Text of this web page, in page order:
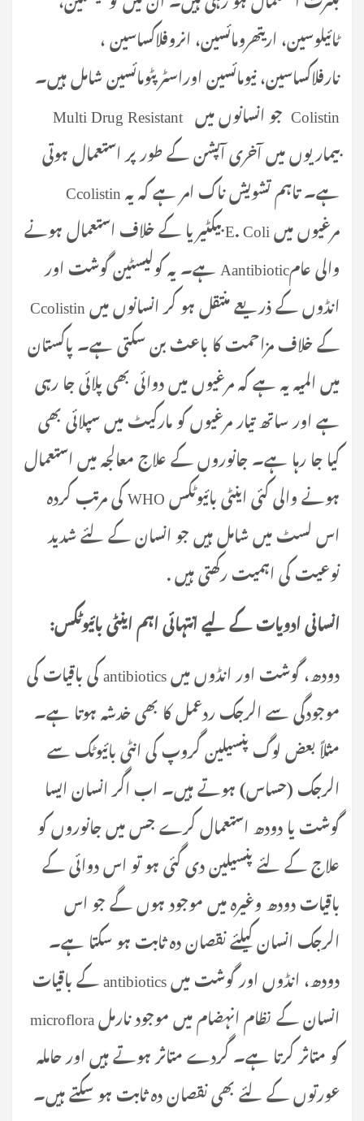
ٹائیلوسین، اریتھرومائسین، انروفلاکساسین ،
نارفلاکساسین، نیومائسین اوراسٹرپٹومائسین شامل ہیں۔
Colistin جو انسانوں میں Multi Drug Resistant
بیماریوں میں آخری آپشن کے طور پر استعمال ہوتی
ہے۔ تاہم تشویش ناک امر ہے کہ یہ Ccolistin
مرغیوں میں E. Coli بیکٹیریا کے خلاف استعمال ہونے
والی عامAantibiotic ہے۔ یہ کولیسٹین گوشت اور
انڈوں کے ذریعے منتقل ہو کر انسانوں میں Ccolistin
کے خلاف مزاحمت کا باعث بن سکتی ہے۔ پاکستان
میں المیہ یہ ہے کہ مرغیوں میں دوائی بھی پلائی جا رہی
ہے اور ساتھ تیار مرغیوں کو مارکیٹ میں سپلائی بھی
کیا جا رہا ہے۔ جانوروں کے علاج معالجہ میں استعمال
ہونے والی کئی اینٹی بائیوٹکس WHO کی مرتب کردہ
اس لسٹ میں شامل ہیں جو انسان کے لئے شدید
نوعیت کی اہمیت رکھتی ہیں .
انسانی ادویات کے لیے انتہائی اہم اینٹی بائیوٹکس:
دودھ، گوشت اور انڈوں میں antibiotics کی باقیات کی
موجودگی سے الرجک ردعمل کا بھی خدشہ ہوتا ہے۔
مثلاً بعض لوگ پنسیلین گروپ کی انٹی بائیوٹک سے
الرجک (حساس) ہوتے ہیں۔ اب اگر انسان ایسا
گوشت یا دودھ استعمال کرے جس میں جانوروں کو
علاج کے لئے پنسیلین دی گئی ہو تو اس دوائی کے
باقیات دودھ وغیرہ میں موجود ہوں گے جو اس
الرجک انسان کیلئے نقصان دہ ثابت ہو سکتا ہے۔
دودھ، انڈوں اور گوشت میں antibiotics کے باقیات
انسان کے نظام انہضام میں موجود نارمل microflora
کو متاثر کرتا ہے۔ گردے متاثر ہوتے ہیں اور حاملہ
عورتوں کے لئے بھی نقصان دہ ثابت ہو سکتے ہیں۔